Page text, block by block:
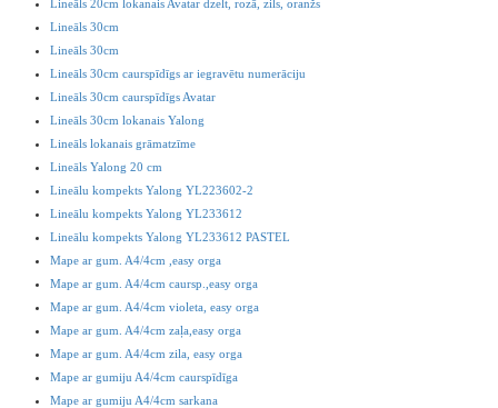
Lineāls 20cm lokanais Avatar dzelt, rozā, zils, oranžs
Lineāls 30cm
Lineāls 30cm
Lineāls 30cm caurspīdīgs ar iegravētu numerāciju
Lineāls 30cm caurspīdīgs Avatar
Lineāls 30cm lokanais Yalong
Lineāls lokanais grāmatzīme
Lineāls Yalong 20 cm
Lineālu kompekts Yalong YL223602-2
Lineālu kompekts Yalong YL233612
Lineālu kompekts Yalong YL233612 PASTEL
Mape ar gum. A4/4cm ,easy orga
Mape ar gum. A4/4cm caursp.,easy orga
Mape ar gum. A4/4cm violeta, easy orga
Mape ar gum. A4/4cm zaļa,easy orga
Mape ar gum. A4/4cm zila, easy orga
Mape ar gumiju A4/4cm caurspīdīga
Mape ar gumiju A4/4cm sarkana